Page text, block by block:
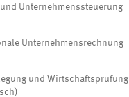
Unternehmenssteuerung
Unternehmensrechnung
und Wirtschaftsprüfung